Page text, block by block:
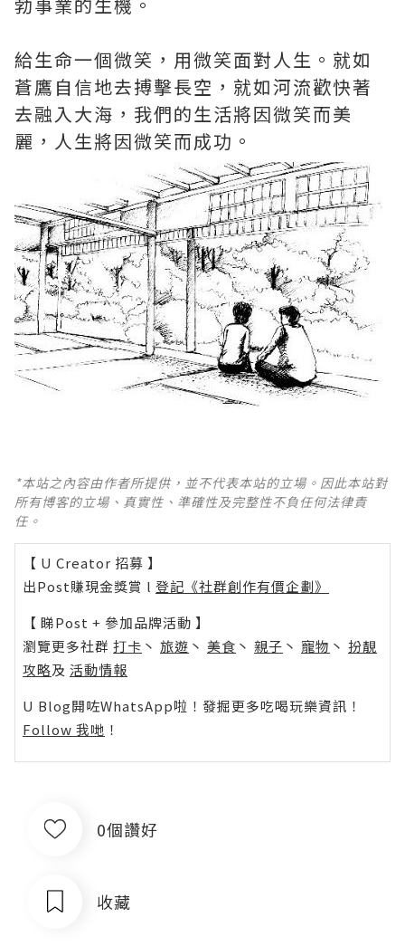
給生命一個微笑，用微笑面對人生。就如
蒼鷹自信地去搏擊長空，就如河流歡快著
去融入大海，我們的生活將因微笑而美
麗，人生將因微笑而成功。
*本站之內容由作者所提供，並不代表本站的立場。因此本站對
所有博客的立場、真實性、準確性及完整性不負任何法律責
任。
【 U Creator 招募 】
出Post賺現金獎賞 l 登記《社群創作有價企劃》
【 睇Post + 參加品牌活動 】
瀏覽更多社群 打卡 丶 旅遊 丶 美食 丶 親子 丶 寵物 丶 扮靚
攻略及 活動情報
U Blog開咗WhatsApp啦！發掘更多吃喝玩樂資訊！
Follow 我哋 ！
0個讚好
收藏